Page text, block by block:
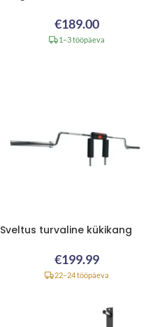
€189.00
1–3 tööpäeva
Sveltus turvaline kükikang
€199.99
22–24 tööpäeva